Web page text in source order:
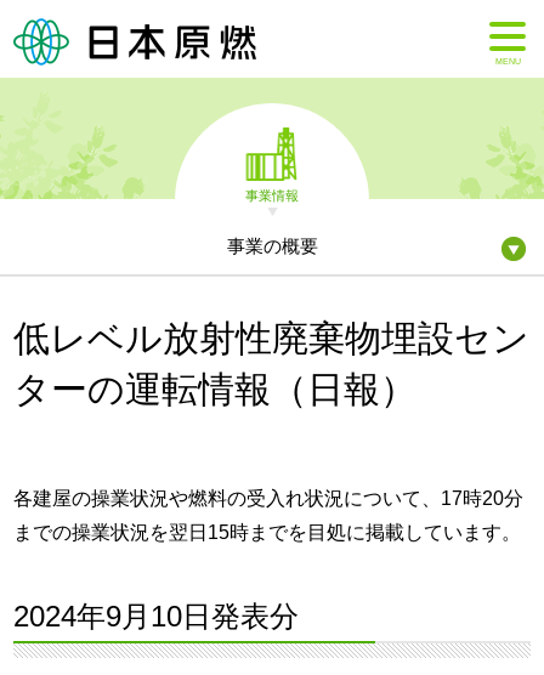
MENU
事業情報
事業の概要
低レベル放射性廃棄物埋設セン
ターの運転情報（日報）
各建屋の操業状況や燃料の受入れ状況について、17時20分
までの操業状況を翌日15時までを目処に掲載しています。
2024年9月10日発表分